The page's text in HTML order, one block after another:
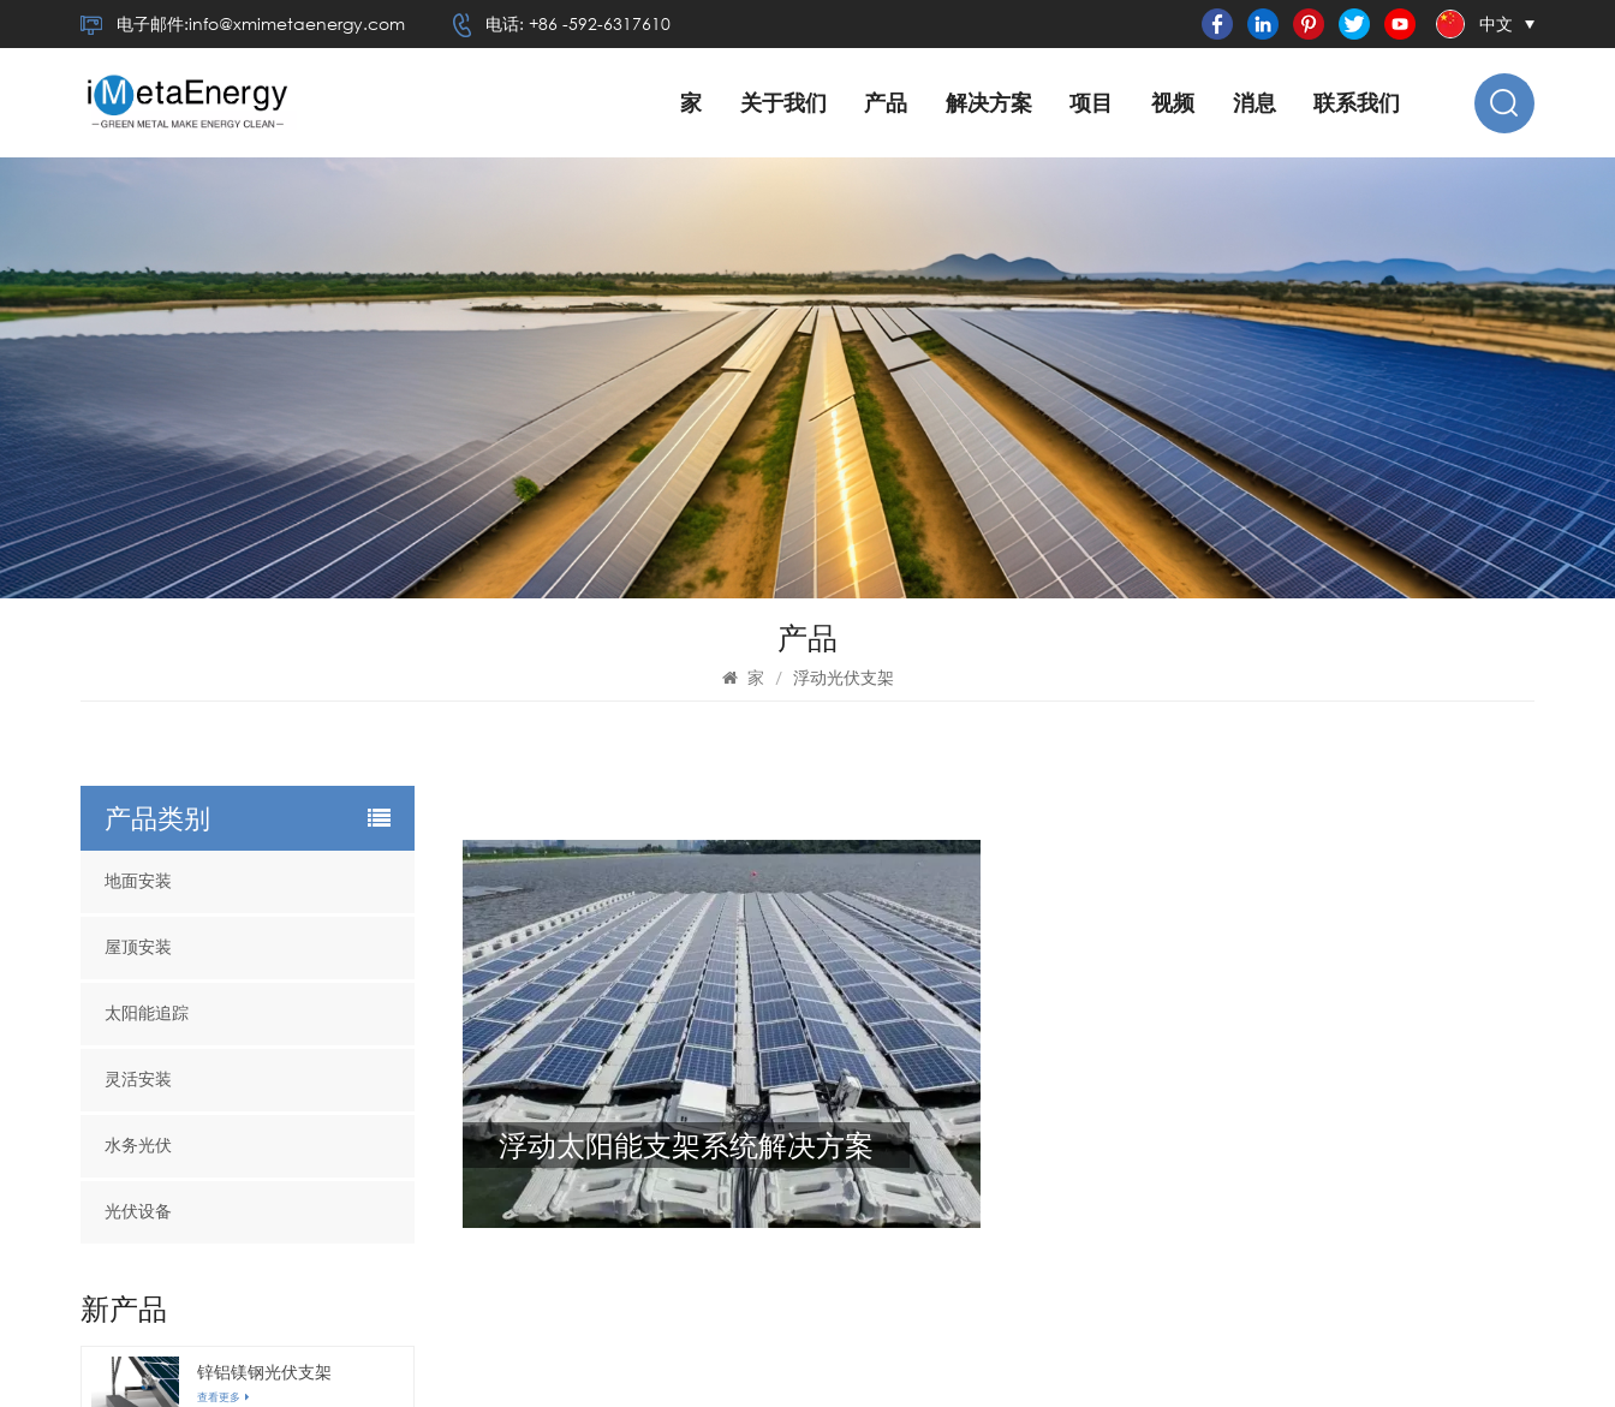
电子邮件:info@xmimetaenergy.com 电话: +86 -592-6317610 中文
家 关于我们 产品 解决方案 项目 视频 消息 联系我们
产品
家 / 浮动光伏支架
浮动太阳能支架系统解决方案
产品类别
地面安装
屋顶安装
太阳能追踪
灵活安装
水务光伏
光伏设备
新产品
锌铝镁钢光伏支架
查看更多